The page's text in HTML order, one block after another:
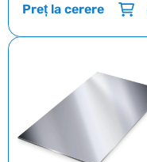
Preț la cerere